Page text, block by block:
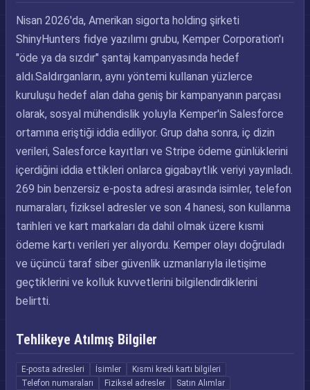
Nisan 2026'da, Amerikan sigorta holding şirketi
ShinyHunters fidye yazılımı grubu, Kemper Corporation'ı
"öde ya da sızdır" şantaj kampanyasında hedef
aldı.Saldırganların, aynı yöntemi kullanan yüzlerce
kuruluşu hedef alan daha geniş bir kampanyanın parçası
olarak, sosyal mühendislik yoluyla Kemper'in Salesforce
ortamına eriştiği iddia ediliyor. Grup daha sonra, iç dizin
verileri, Salesforce kayıtları ve Stripe ödeme günlüklerini
içerdiğini iddia ettikleri onlarca gigabaytlık veriyi yayınladı.
269 bin benzersiz e-posta adresi arasında isimler, telefon
numaraları, fiziksel adresler ve son 4 hanesi, son kullanma
tarihleri ve kart markaları da dahil olmak üzere kısmi
ödeme kartı verileri yer alıyordu. Kemper olayı doğruladı
ve üçüncü taraf siber güvenlik uzmanlarıyla iletişime
geçtiklerini ve kolluk kuvvetlerini bilgilendirdiklerini
belirtti.
Tehlikeye Atılmış Bilgiler
E-posta adresleri İsimler
Kısmi kredi kartı bilgileri
Telefon numaraları
Fiziksel adresler Satın Alımlar